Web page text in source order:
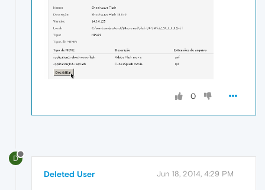
0
D
Deleted User Jun 18, 2014, 4:29 PM